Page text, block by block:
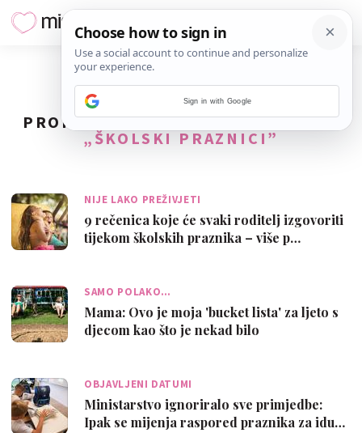
PRONAĐENO23REZULTATA ZA TAG
„ŠKOLSKI PRAZNICI”
NIJE LAKO PREŽIVJETI
9 rečenica koje će svaki roditelj izgovoriti
tijekom školskih praznika – više p…
SAMO POLAKO…
Mama: Ovo je moja 'bucket lista' za ljeto s
djecom kao što je nekad bilo
OBJAVLJENI DATUMI
Ministarstvo ignoriralo sve primjedbe:
Ipak se mijenja raspored praznika za idu…
Sign in with Google